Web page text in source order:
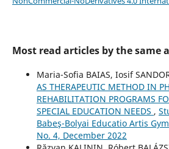
Most read articles by the same
Maria-Sofia BAIAS, Iosif
AS THERAPEUTIC METHOD IN
REHABILITATION PROGRAMS
SPECIAL EDUCATION NEEDS ,
Babeş-Bolyai Educatio Artis
No. 4, December 2022